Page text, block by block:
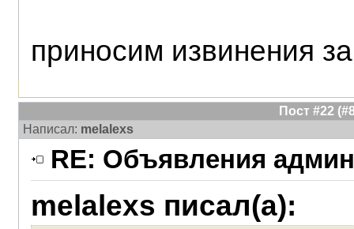
приносим извинения
Пост #22
Написал: melalexs
RE: Объявления
melalexs писал(а):